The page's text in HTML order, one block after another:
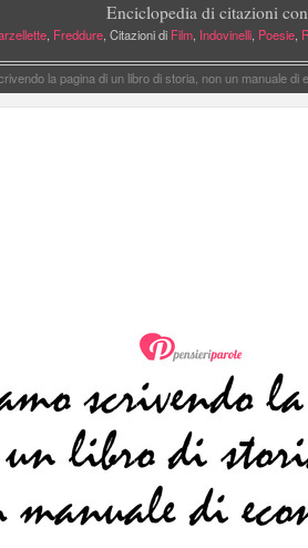
Enciclopedia di citazioni
, Freddure, Citazioni di Film, Indovinelli, Poesie,
la pagina di un libro di storia, non un manuale di